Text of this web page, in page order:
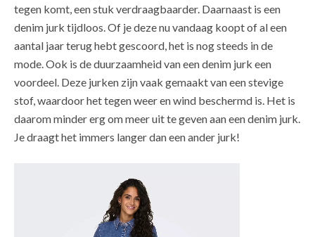
tegen komt, een stuk verdraagbaarder. Daarnaast is een
denim jurk tijdloos. Of je deze nu vandaag koopt of al een
aantal jaar terug hebt gescoord, het is nog steeds in de
mode. Ook is de duurzaamheid van een denim jurk een
voordeel. Deze jurken zijn vaak gemaakt van een stevige
stof, waardoor het tegen weer en wind beschermd is. Het is
daarom minder erg om meer uit te geven aan een denim jurk.
Je draagt het immers langer dan een ander jurk!